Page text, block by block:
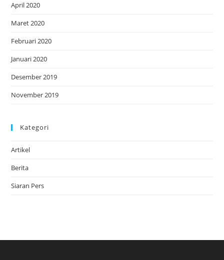
April 2020
Maret 2020
Februari 2020
Januari 2020
Desember 2019
November 2019
Kategori
Artikel
Berita
Siaran Pers